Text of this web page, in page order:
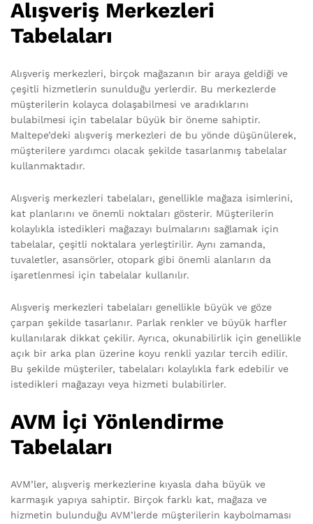
Alışveriş Merkezleri
Tabelaları
Alışveriş merkezleri, birçok mağazanın bir araya geldiği ve
çeşitli hizmetlerin sunulduğu yerlerdir. Bu merkezlerde
müşterilerin kolayca dolaşabilmesi ve aradıklarını
bulabilmesi için tabelalar büyük bir öneme sahiptir.
Maltepe’deki alışveriş merkezleri de bu yönde düşünülerek,
müşterilere yardımcı olacak şekilde tasarlanmış tabelalar
kullanmaktadır.
Alışveriş merkezleri tabelaları, genellikle mağaza isimlerini,
kat planlarını ve önemli noktaları gösterir. Müşterilerin
kolaylıkla istedikleri mağazayı bulmalarını sağlamak için
tabelalar, çeşitli noktalara yerleştirilir. Aynı zamanda,
tuvaletler, asansörler, otopark gibi önemli alanların da
işaretlenmesi için tabelalar kullanılır.
Alışveriş merkezleri tabelaları genellikle büyük ve göze
çarpan şekilde tasarlanır. Parlak renkler ve büyük harfler
kullanılarak dikkat çekilir. Ayrıca, okunabilirlik için genellikle
açık bir arka plan üzerine koyu renkli yazılar tercih edilir.
Bu şekilde müşteriler, tabelaları kolaylıkla fark edebilir ve
istedikleri mağazayı veya hizmeti bulabilirler.
AVM İçi Yönlendirme
Tabelaları
AVM’ler, alışveriş merkezlerine kıyasla daha büyük ve
karmaşık yapıya sahiptir. Birçok farklı kat, mağaza ve
hizmetin bulunduğu AVM’lerde müşterilerin kaybolmaması